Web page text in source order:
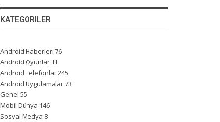
KATEGORILER
Android Haberleri 76
Android Oyunlar 11
Android Telefonlar245
Android Uygulamalar73
Genel 55
Mobil Dünya 146
Sosyal Medya 8